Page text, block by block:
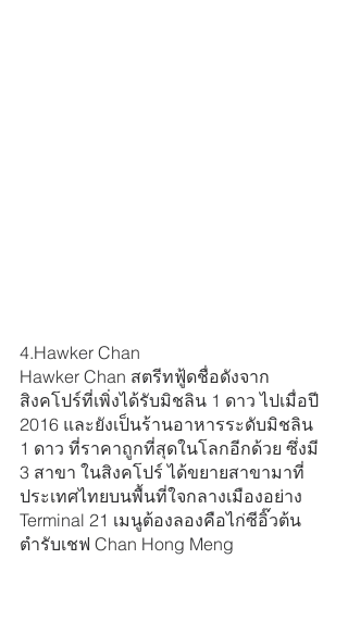
4.Hawker Chan
Hawker Chan สตรีทฟู้ดชื่อดังจาก
สิงคโปร์ที่เพิ่งได้รับมิชลิน 1 ดาว ไปเมื่อปี
2016 และยังเป็นร้านอาหารระดับมิชลิน
1 ดาว ที่ราคาถูกที่สุดในโลกอีกด้วย ซึ่งมี
3 สาขา ในสิงคโปร์ ได้ขยายสาขามาที่
ประเทศไทยบนพื้นที่ใจกลางเมืองอย่าง
Terminal 21 เมนูต้องลองคือไก่ซีอิ๊วต้น
ตำรับเชฟ Chan Hong Meng